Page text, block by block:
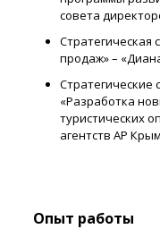
совета
Стратегическая
продаж» –
Стратегические
«Разработка
туристических
агентств АР
Опыт работы